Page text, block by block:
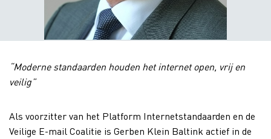
“Moderne standaarden houden het internet open, vrij en
veilig”
Als voorzitter van het Platform Internetstandaarden en de
Veilige E-mail Coalitie is Gerben Klein Baltink actief in de